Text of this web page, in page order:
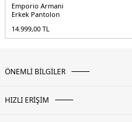
Emporio Armani
Erkek Pantolon
14.999,00 TL
ÖNEMLİ BİLGİLER
HIZLI ERİŞİM